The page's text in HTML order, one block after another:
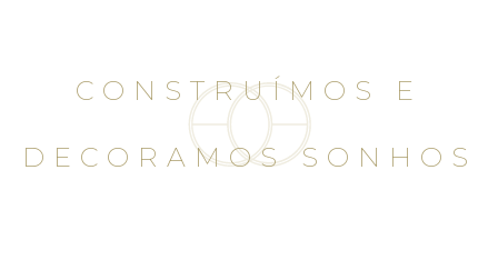
CONSTRUÍMOS E
DECORAMOS SONHOS